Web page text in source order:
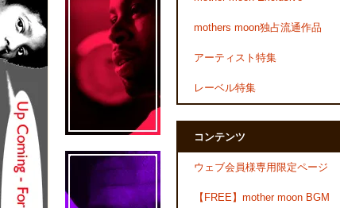
mothers moon独占流通作品
アーティスト特集
レーベル特集
コンテンツ
ウェブ会員様専用限定ページ
【FREE】mother moon BGM